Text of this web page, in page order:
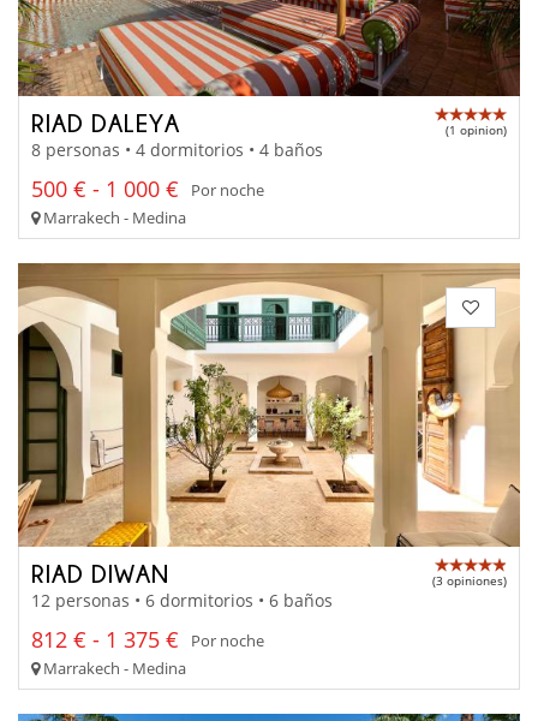
RIAD DALEYA (1 opinion)
8 personas • 4 dormitorios • 4 baños
500 € - 1 000 €
Por noche
Marrakech - Medina
RIAD DIWAN (3 opiniones)
12 personas • 6 dormitorios • 6 baños
812 € - 1 375 €
Por noche
Marrakech - Medina